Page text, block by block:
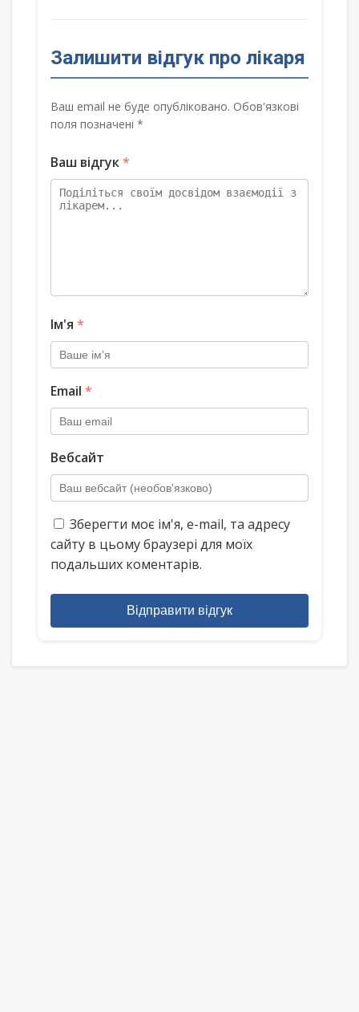
Залишити відгук про лікаря
Ваш email не буде опубліковано. Обов'язкові
поля позначені *
Ваш відгук*
Ім'я *
Email *
Вебсайт
Зберегти моє ім'я, e-mail, та адресу
сайту в цьому браузері для моїх
подальших коментарів.
Відправити відгук